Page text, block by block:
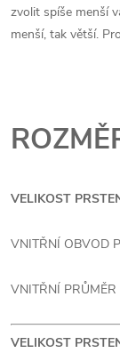
zvolit spíše menší
menší, tak větší.
VELIKOST
VNITŘNÍ OBVOD
VNITŘNÍ
VELIKOST